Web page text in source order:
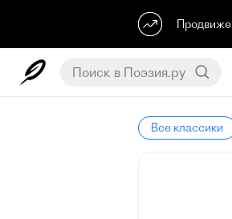
Все классики